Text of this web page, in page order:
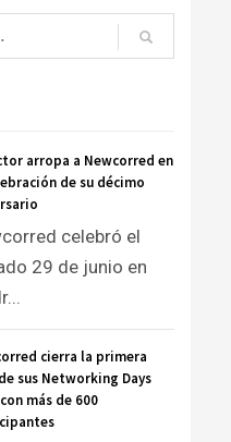
arropa a Newcorred en
de su décimo
celebró el
29 de junio en
cierra la primera
sus Networking Days
más de 600